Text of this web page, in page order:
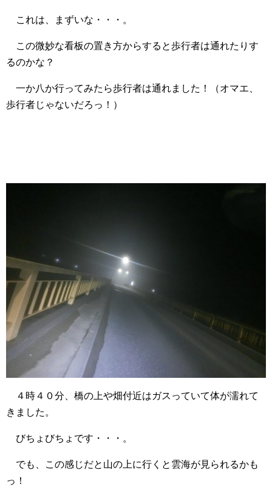
これは、まずいな・・・。
この微妙な看板の置き方からすると歩行者は通れたりす
るのかな？
一か八か行ってみたら歩行者は通れました！（オマエ、
歩行者じゃないだろっ！）
４時４０分、橋の上や畑付近はガスっていて体が濡れて
きました。
びちょびちょです・・・。
でも、この感じだと山の上に行くと雲海が見られるかも
っ！